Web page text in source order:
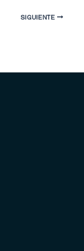
SIGUIENTE